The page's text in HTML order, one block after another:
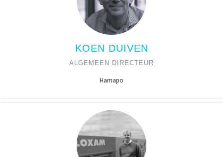
KOEN DUIVEN
ALGEMEEN DIRECTEUR
Hamapo